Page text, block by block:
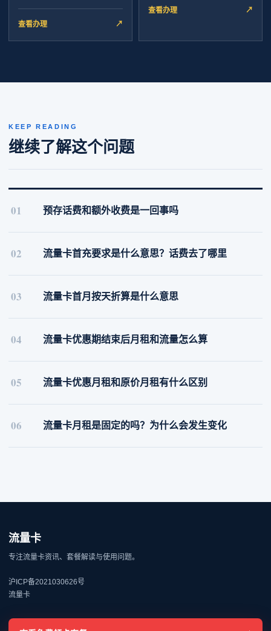
查看办理 ↗
查看办理 ↗
KEEP READING
继续了解这个问题
01 预存话费和额外收费是一回事吗
02 流量卡首充要求是什么意思？话费去了哪里
03 流量卡首月按天折算是什么意思
04 流量卡优惠期结束后月租和流量怎么算
05 流量卡优惠月租和原价月租有什么区别
06 流量卡月租是固定的吗？为什么会发生变化
流量卡
专注流量卡资讯、套餐解读与使用问题。
沪ICP备2021030626号
流量卡